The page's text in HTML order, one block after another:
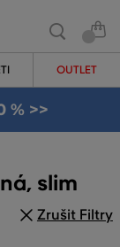
OUTLET
% >>
slim
Zrušit Filtry